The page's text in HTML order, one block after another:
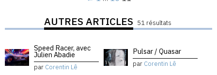
AUTRES ARTICLES 51 résultats
Speed Racer, avec
Julien Abadie
par Corentin Lê
Pulsar / Quasar
par Corentin Lê